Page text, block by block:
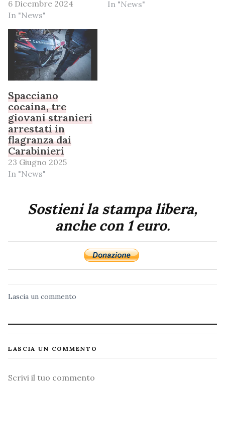
6 Dicembre 2024
In "News"
In "News"
Spacciano
cocaina, tre
giovani stranieri
arrestati in
flagranza dai
Carabinieri
23 Giugno 2025
In "News"
Sostieni la stampa libera,
anche con 1 euro.
Lascia un commento
LASCIA UN COMMENTO
Commento